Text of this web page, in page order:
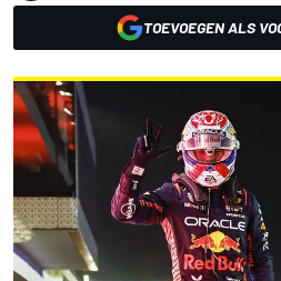
TOEVOEGEN ALS